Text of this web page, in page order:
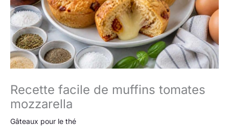
Recette facile de muffins tomates
mozzarella
Gâteaux pour le thé